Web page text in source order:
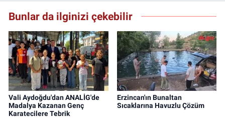
Bunlar da ilginizi çekebilir
Vali Aydoğdu'dan ANALİG'de
Madalya Kazanan Genç
Karatecilere Tebrik
Erzincan'ın Bunaltan
Sıcaklarına Havuzlu Çözüm